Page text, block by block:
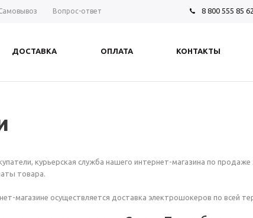
Вопрос-ответ 8 800 555 85 62
ДОСТАВКА ОПЛАТА КОНТАКТЫ
курьерская служба нашего интернет-магазина по
товара.
магазине осуществляется доставка электрошокеров по всей